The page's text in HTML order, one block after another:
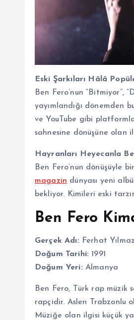
Eski Şarkıları Hâlâ
Ben Fero’nun “Bitmiyor”,
yayımlandığı
ve YouTube gibi
sahnesine dönüşüne olan
Hayranları Heyecanla
Ben Fero’nun dönüşüyle
magazin dünyası yeni
bekliyor. Kimileri eski
Ben Fero
Gerçek Adı: Ferhat Yılmaz
Doğum Tarihi: 1991
Doğum Yeri: Almanya
Ben Fero, Türk rap müzik
rapçidir. Aslen Trabzonlu
Müziğe olan ilgisi küçük